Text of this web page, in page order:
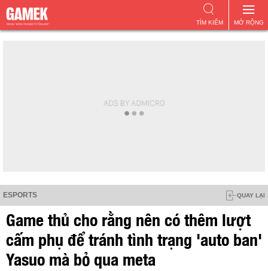
MỞ RỘNG
TÌM KIẾM
ESPORTS QUAY LẠI
Game thủ cho rằng nên có thêm lượt
cấm phụ để tránh tình trạng 'auto ban'
Yasuo mà bỏ qua meta